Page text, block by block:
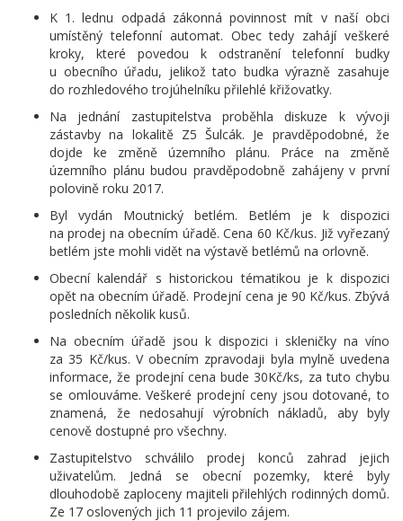
K 1. lednu odpadá zákonná povinnost mít v naší obci
umístěný telefonní automat. Obec tedy zahájí veškeré
kroky, které povedou k odstranění telefonní budky
u obecního úřadu, jelikož tato budka výrazně zasahuje
do rozhledového trojúhelníku přilehlé křižovatky.
Na jednání zastupitelstva proběhla diskuze k vývoji
zástavby na lokalitě Z5 Šulcák. Je pravděpodobné, že
dojde ke změně územního plánu. Práce na změně
územního plánu budou pravděpodobně zahájeny v první
polovině roku 2017.
Byl vydán Moutnický betlém. Betlém je k dispozici
na prodej na obecním úřadě. Cena 60 Kč/kus. Již vyřezaný
betlém jste mohli vidět na výstavě betlémů na orlovně.
Obecní kalendář s historickou tématikou je k dispozici
opět na obecním úřadě. Prodejní cena je 90 Kč/kus. Zbývá
posledních několik kusů.
Na obecním úřadě jsou k dispozici i skleničky na víno
za 35 Kč/kus. V obecním zpravodaji byla mylně uvedena
informace, že prodejní cena bude 30Kč/ks, za tuto chybu
se omlouváme. Veškeré prodejní ceny jsou dotované, to
znamená, že nedosahují výrobních nákladů, aby byly
cenově dostupné pro všechny.
Zastupitelstvo schválilo prodej konců zahrad jejich
uživatelům. Jedná se obecní pozemky, které byly
dlouhodobě zaploceny majiteli přilehlých rodinných domů.
Ze 17 oslovených jich 11 projevilo zájem.